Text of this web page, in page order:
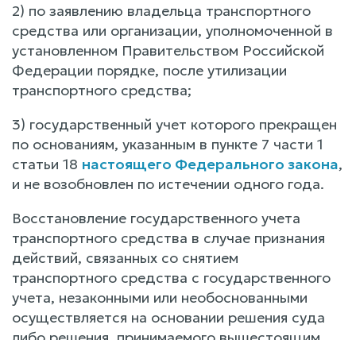
2) по заявлению владельца транспортного
средства или организации, уполномоченной в
установленном Правительством Российской
Федерации порядке, после утилизации
транспортного средства;
3) государственный учет которого прекращен
по основаниям, указанным в пункте 7 части 1
статьи 18 настоящего Федерального закона,
и не возобновлен по истечении одного года.
Восстановление государственного учета
транспортного средства в случае признания
действий, связанных со снятием
транспортного средства с государственного
учета, незаконными или необоснованными
осуществляется на основании решения суда